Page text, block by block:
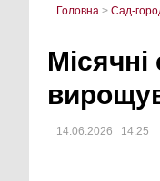
Головна > Сад-
14.06.2026 14:25